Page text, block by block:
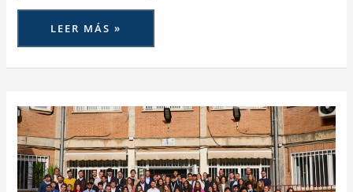
LEER MÁS »
FECOR
CELEBRA
SU
III
FECORATHON,
UNA
INICIATIVA
CONSOLIDADA
PARA